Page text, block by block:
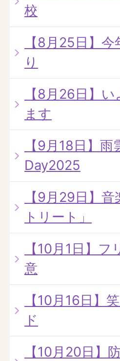
校
【8月25日】
り
【8月26日】
ます
【9月18日】
Day2025
【9月29日】
トリート」
【10月1日】
意
【10月16日】
ド
【10月20日】